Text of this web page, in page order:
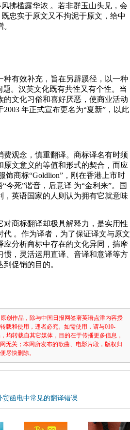
拂槛露华浓 。若非群玉山头见，会
忠实于原文又不拘泥于原文，给中
有效补充，旨在另辟蹊径，以一种
。汉英文化既有共性又有个性。当
文化习俗和喜好厌恶，使商业活动
年正式宣布更名为“夏新”，以此
观念，慎重翻译。商标译名有时须
文意义的等值和形式的契合，而应
商标“Goldlion”，刚在香港上市时
今死”谐音，后意译 为“金利来”。国
英语国家的人则认为拥有它就意味
商标翻译却极具解释力，是实用性
。作为译者，为了保证译文与原文
分析商标中存在的文化异同，揣摩
，灵活运用直译、音译和意译等方
促销的目的。
创作品，除与中国日报网签署英语点津内容授
载和使用，违者必究。如需使用，请与010-
均转载自其它媒体，目的在于传播更多信息，
无关；本网所发布的歌曲、电影片段，版权归
尽快删除。
贸函电中常见的翻译错误